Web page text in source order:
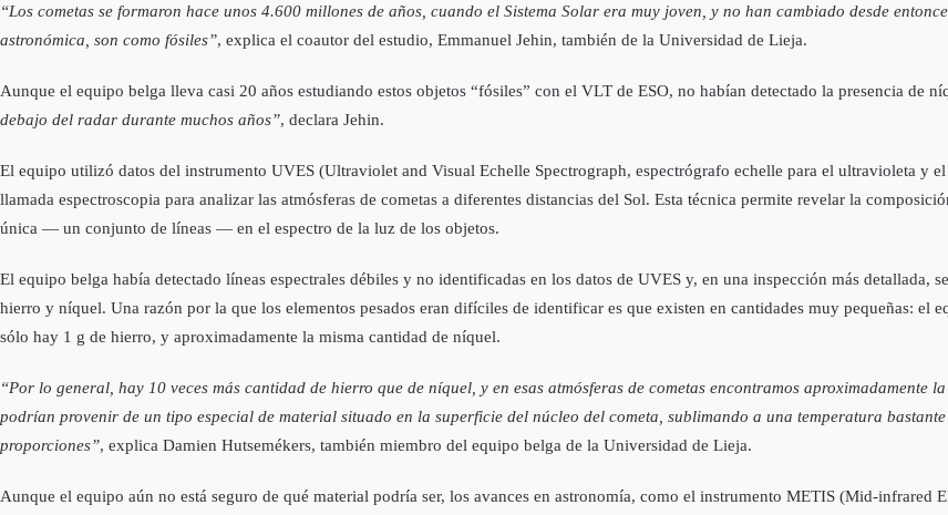
“Los cometas se formaron hace unos 4.600 millones de años, cuando el Sistema Solar era muy joven, y no han cambiado desde
astronómica, son como fósiles”, explica el coautor del estudio, Emmanuel Jehin, también de la Universidad de Lieja.
Aunque el equipo belga lleva casi 20 años estudiando estos objetos “fósiles” con el VLT de ESO, no habían detectado la presencia de
debajo del radar durante muchos años”, declara Jehin.
El equipo utilizó datos del instrumento UVES (Ultraviolet and Visual Echelle Spectrograph, espectrógrafo echelle para el ultravioleta y
llamada espectroscopia para analizar las atmósferas de cometas a diferentes distancias del Sol. Esta técnica permite revelar la
única — un conjunto de líneas — en el espectro de la luz de los objetos.
El equipo belga había detectado líneas espectrales débiles y no identificadas en los datos de UVES y, en una inspección más detallada,
hierro y níquel. Una razón por la que los elementos pesados eran difíciles de identificar es que existen en cantidades muy pequeñas: el
sólo hay 1 g de hierro, y aproximadamente la misma cantidad de níquel.
“Por lo general, hay 10 veces más cantidad de hierro que de níquel, y en esas atmósferas de cometas encontramos aproximadamente
podrían provenir de un tipo especial de material situado en la superficie del núcleo del cometa, sublimando a una temperatura
proporciones”, explica Damien Hutsemékers, también miembro del equipo belga de la Universidad de Lieja.
Aunque el equipo aún no está seguro de qué material podría ser, los avances en astronomía, como el instrumento METIS (Mid-infrared